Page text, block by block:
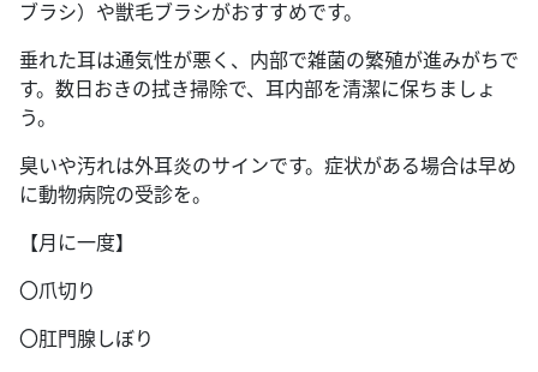
ブラシ）や獣毛ブラシがおすすめです。
垂れた耳は通気性が悪く、内部で雑菌の繁殖が進みがちで
す。数日おきの拭き掃除で、耳内部を清潔に保ちましょ
う。
臭いや汚れは外耳炎のサインです。症状がある場合は早め
に動物病院の受診を。
【月に一度】
〇爪切り
〇肛門腺しぼり